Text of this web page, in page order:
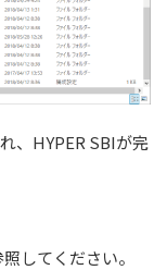
、HYPER SBIが完
してください。